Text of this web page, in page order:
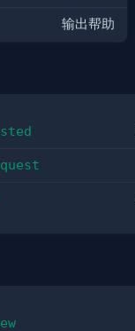
输出帮助